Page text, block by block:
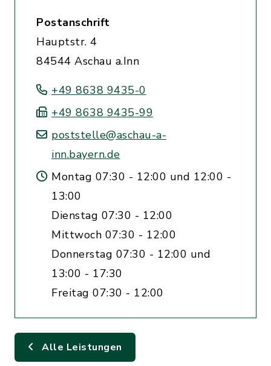
Postanschrift
Hauptstr. 4
84544 Aschau a.Inn
+49 8638 9435-0
+49 8638 9435-99
poststelle@aschau-a-
inn.bayern.de
Montag 07:30 - 12:00 und 12:00 -
13:00
Dienstag 07:30 - 12:00
Mittwoch 07:30 - 12:00
Donnerstag 07:30 - 12:00 und
13:00 - 17:30
Freitag 07:30 - 12:00
Alle Leistungen